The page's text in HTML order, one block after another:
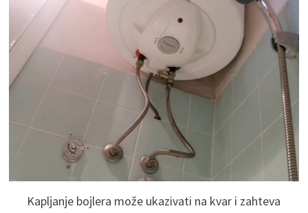
Kapljanje bojlera može ukazivati na kvar i zahteva